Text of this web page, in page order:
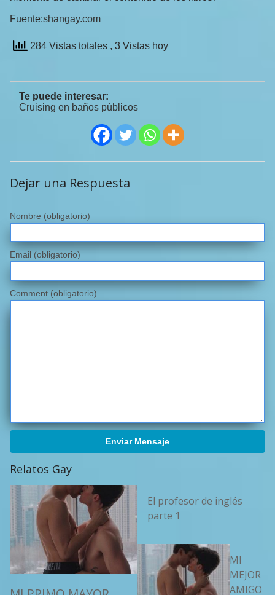
Fuente:shangay.com
284 Vistas totales , 3 Vistas hoy
Te puede interesar:
Cruising en baños públicos
Dejar una Respuesta
Nombre (obligatorio)
Email (obligatorio)
Comment (obligatorio)
Enviar Mensaje
Relatos Gay
El profesor de inglés
parte 1
MI
MEJOR
AMIGO